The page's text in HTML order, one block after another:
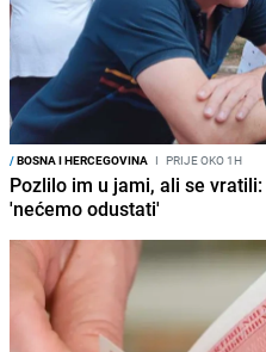
/BOSNA I HERCEGOVINA I PRIJE OKO 1H
Pozlilo im u jami, ali se
'nećemo odustati'